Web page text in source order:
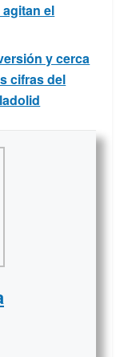
el
y cerca
cifras del